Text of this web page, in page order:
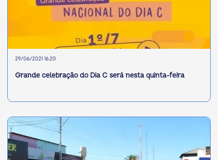
29/06/2021 16:20
Grande celebração do Dia C será nesta quinta-feira